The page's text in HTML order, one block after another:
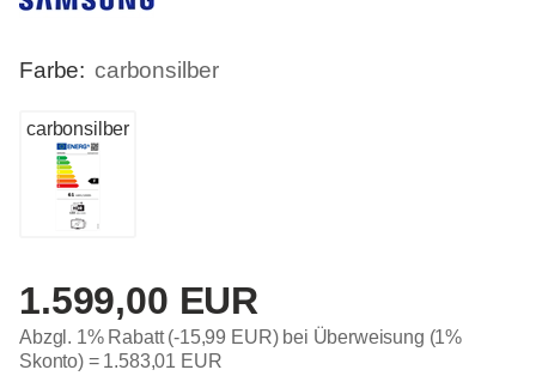
Farbe: carbonsilber
carbonsilber
1.599,00 EUR
Abzgl. 1% Rabatt (-15,99 EUR) bei Überweisung (1%
Skonto) = 1.583,01 EUR